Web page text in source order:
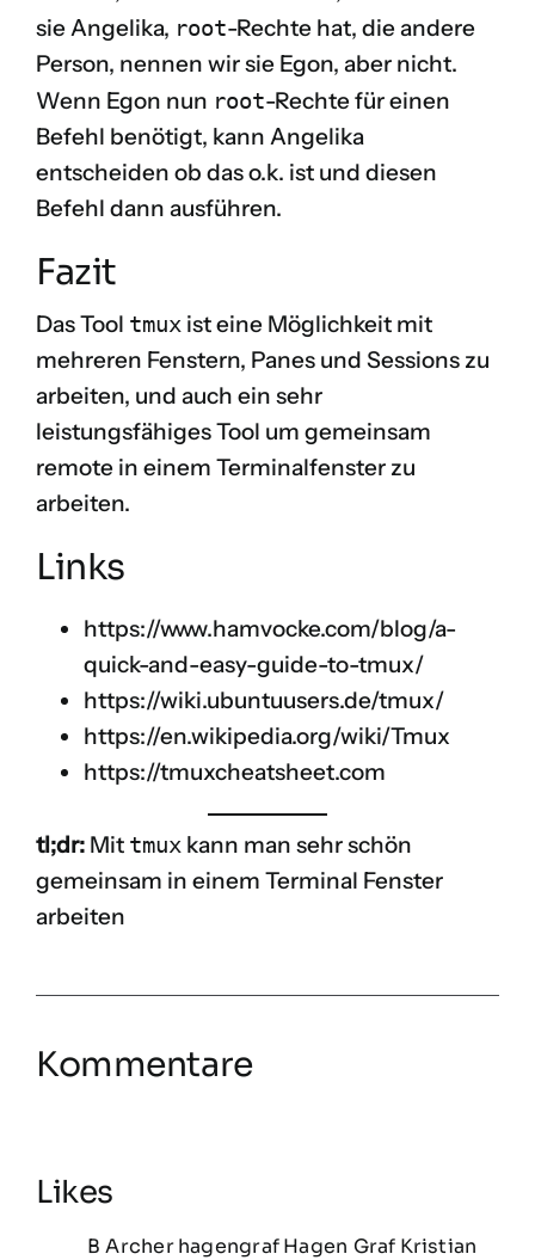
sie Angelika, root-Rechte hat, die andere
Person, nennen wir sie Egon, aber nicht.
Wenn Egon nun root-Rechte für einen
Befehl benötigt, kann Angelika
entscheiden ob das o.k. ist und diesen
Befehl dann ausführen.
Fazit
Das Tool tmux ist eine Möglichkeit mit
mehreren Fenstern, Panes und Sessions zu
arbeiten, und auch ein sehr
leistungsfähiges Tool um gemeinsam
remote in einem Terminalfenster zu
arbeiten.
Links
https://www.hamvocke.com/blog/a-
quick-and-easy-guide-to-tmux/
https://wiki.ubuntuusers.de/tmux/
https://en.wikipedia.org/wiki/Tmux
https://tmuxcheatsheet.com
tl;dr: Mit tmux kann man sehr schön
gemeinsam in einem Terminal Fenster
arbeiten
Kommentare
Likes
B ArcherhagengrafHagen Graf Kristian